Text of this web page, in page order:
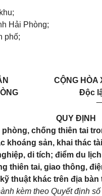
Hải Phòng;
phố;
CỘNG HÒA
Độc
QUY ĐỊNH
phòng, chống thiên tai
khoáng sản, khai thác
di tích; điểm du
thiên tai, giao thông,
thuật khác trên địa
kèm theo Quyết định